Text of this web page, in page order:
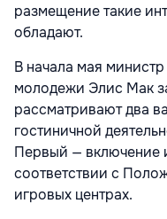
размещение такие
обладают.
В начала мая
молодежи Элис Мак
рассматривают два
гостиничной
Первый — включение
соответствии с
игровых центрах.